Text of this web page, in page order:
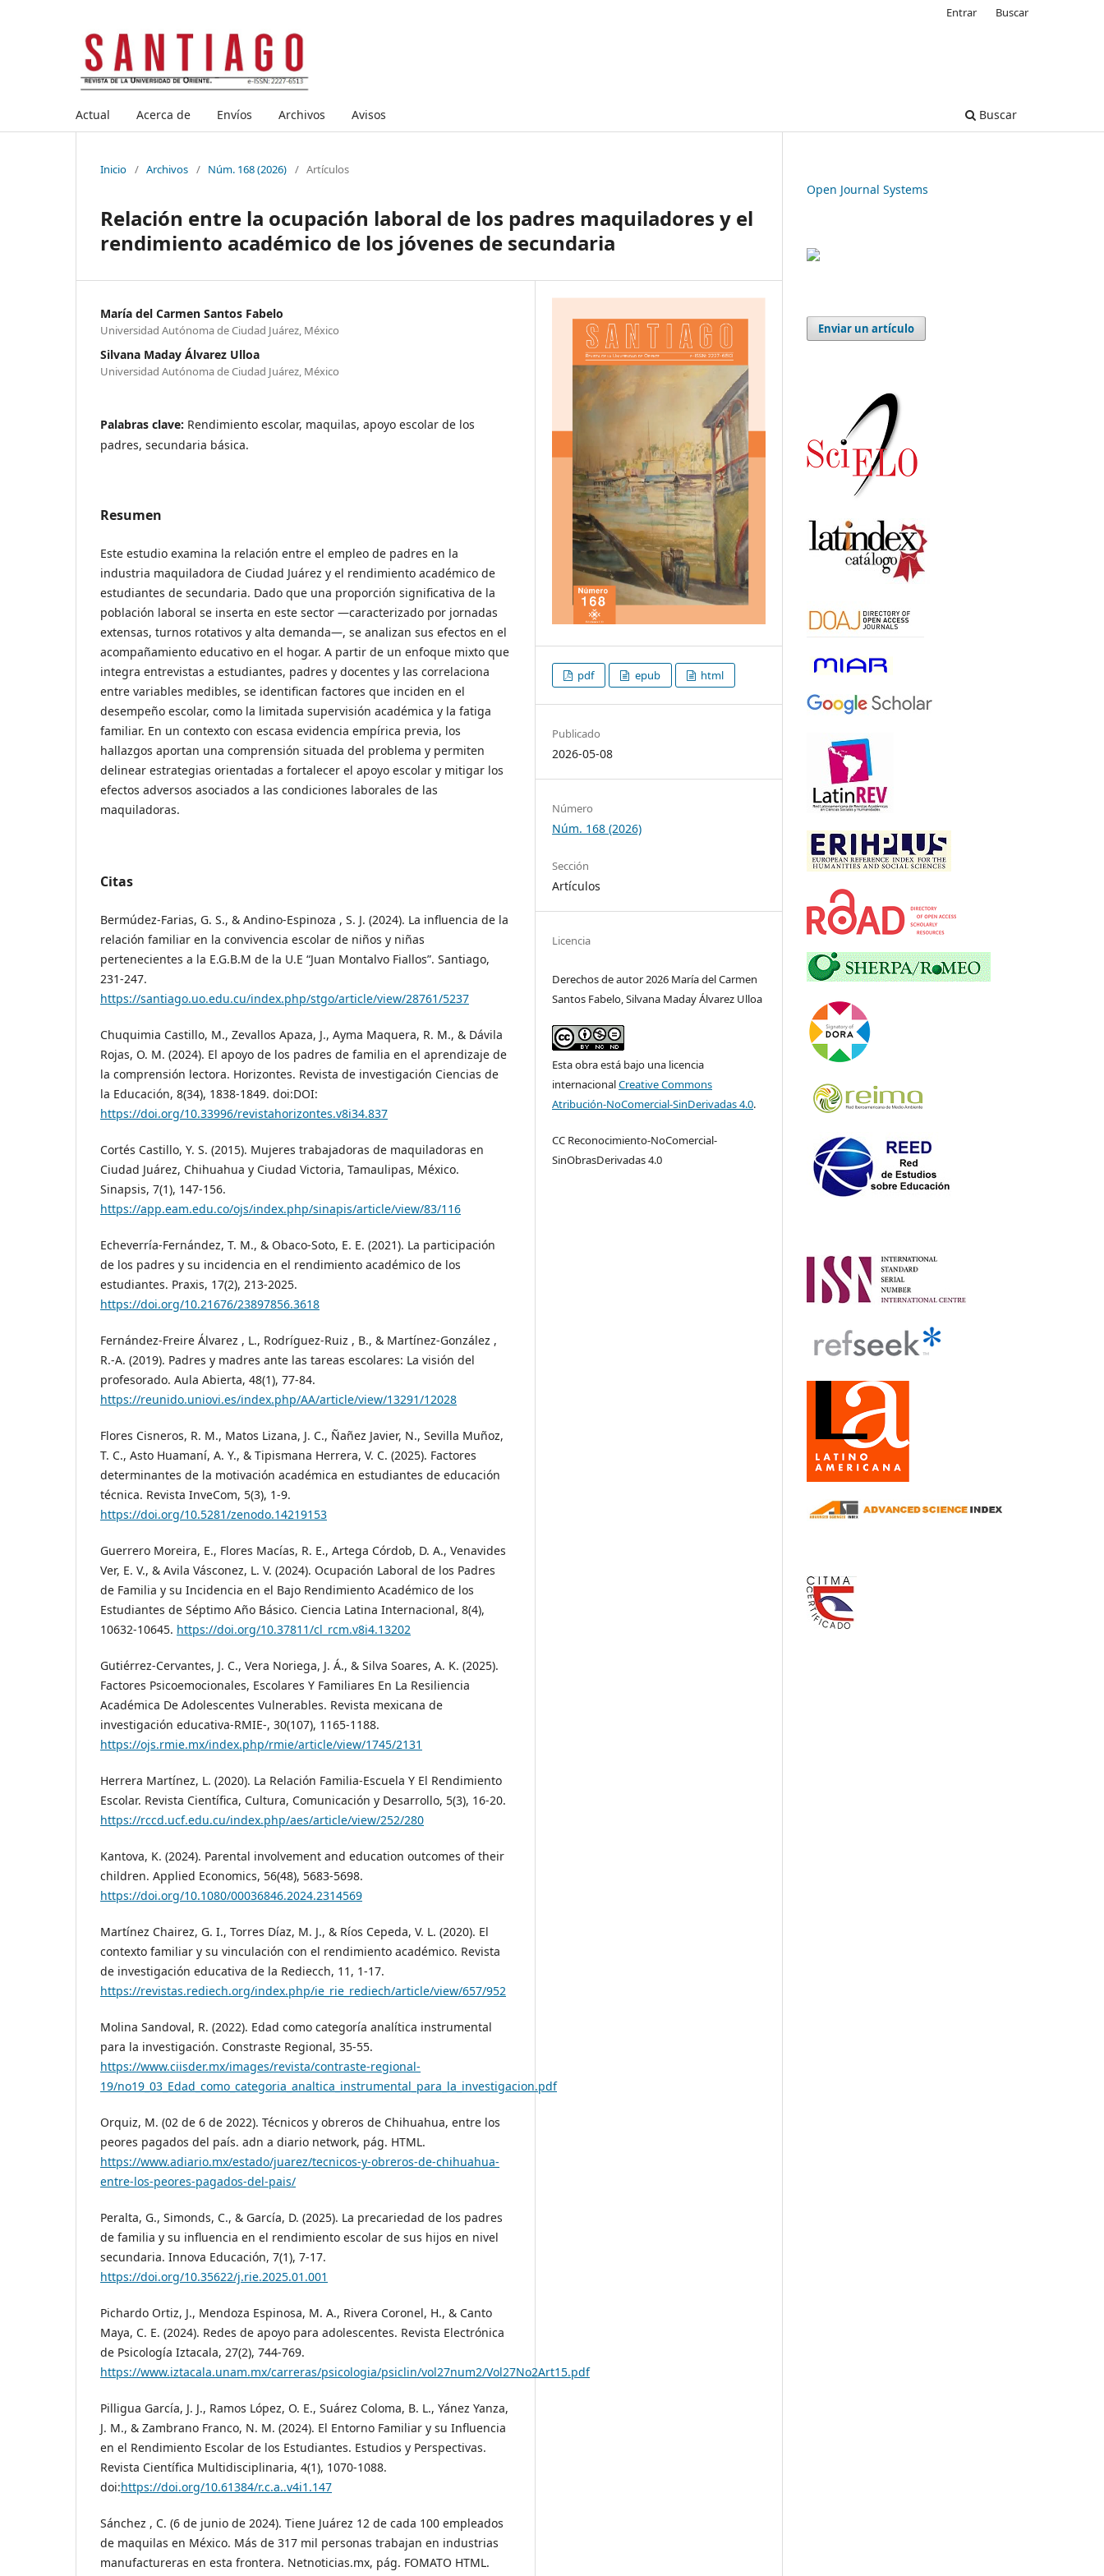
Actual Acerca de Envíos Archivos Avisos Buscar
Entrar Buscar
Inicio / Archivos / Núm. 168 (2026) / Artículos
Relación entre la ocupación laboral de los padres maquiladores y el
rendimiento académico de los jóvenes de secundaria
María del Carmen Santos Fabelo
Universidad Autónoma de Ciudad Juárez, México
Silvana Maday Álvarez Ulloa
Universidad Autónoma de Ciudad Juárez, México
Palabras clave: Rendimiento escolar, maquilas, apoyo escolar de los
padres, secundaria básica.
Resumen
Este estudio examina la relación entre el empleo de padres en la
industria maquiladora de Ciudad Juárez y el rendimiento académico de
estudiantes de secundaria. Dado que una proporción significativa de la
población laboral se inserta en este sector —caracterizado por jornadas
extensas, turnos rotativos y alta demanda—, se analizan sus efectos en el
acompañamiento educativo en el hogar. A partir de un enfoque mixto que
integra entrevistas a estudiantes, padres y docentes y las correlaciona
entre variables medibles, se identifican factores que inciden en el
desempeño escolar, como la limitada supervisión académica y la fatiga
familiar. En un contexto con escasa evidencia empírica previa, los
hallazgos aportan una comprensión situada del problema y permiten
delinear estrategias orientadas a fortalecer el apoyo escolar y mitigar los
efectos adversos asociados a las condiciones laborales de las
maquiladoras.
Citas
Bermúdez-Farias, G. S., & Andino-Espinoza , S. J. (2024). La influencia de la
relación familiar en la convivencia escolar de niños y niñas
pertenecientes a la E.G.B.M de la U.E “Juan Montalvo Fiallos”. Santiago,
231-247.
https://santiago.uo.edu.cu/index.php/stgo/article/view/28761/5237
Chuquimia Castillo, M., Zevallos Apaza, J., Ayma Maquera, R. M., & Dávila
Rojas, O. M. (2024). El apoyo de los padres de familia en el aprendizaje de
la comprensión lectora. Horizontes. Revista de investigación Ciencias de
la Educación, 8(34), 1838-1849. doi:DOI:
https://doi.org/10.33996/revistahorizontes.v8i34.837
Cortés Castillo, Y. S. (2015). Mujeres trabajadoras de maquiladoras en
Ciudad Juárez, Chihuahua y Ciudad Victoria, Tamaulipas, México.
Sinapsis, 7(1), 147-156.
https://app.eam.edu.co/ojs/index.php/sinapis/article/view/83/116
Echeverría-Fernández, T. M., & Obaco-Soto, E. E. (2021). La participación
de los padres y su incidencia en el rendimiento académico de los
estudiantes. Praxis, 17(2), 213-2025.
https://doi.org/10.21676/23897856.3618
Fernández-Freire Álvarez , L., Rodríguez-Ruiz , B., & Martínez-González ,
R.-A. (2019). Padres y madres ante las tareas escolares: La visión del
profesorado. Aula Abierta, 48(1), 77-84.
https://reunido.uniovi.es/index.php/AA/article/view/13291/12028
Flores Cisneros, R. M., Matos Lizana, J. C., Ñañez Javier, N., Sevilla Muñoz,
T. C., Asto Huamaní, A. Y., & Tipismana Herrera, V. C. (2025). Factores
determinantes de la motivación académica en estudiantes de educación
técnica. Revista InveCom, 5(3), 1-9.
https://doi.org/10.5281/zenodo.14219153
Guerrero Moreira, E., Flores Macías, R. E., Artega Córdob, D. A., Venavides
Ver, E. V., & Avila Vásconez, L. V. (2024). Ocupación Laboral de los Padres
de Familia y su Incidencia en el Bajo Rendimiento Académico de los
Estudiantes de Séptimo Año Básico. Ciencia Latina Internacional, 8(4),
10632-10645. https://doi.org/10.37811/cl_rcm.v8i4.13202
Gutiérrez-Cervantes, J. C., Vera Noriega, J. Á., & Silva Soares, A. K. (2025).
Factores Psicoemocionales, Escolares Y Familiares En La Resiliencia
Académica De Adolescentes Vulnerables. Revista mexicana de
investigación educativa-RMIE-, 30(107), 1165-1188.
https://ojs.rmie.mx/index.php/rmie/article/view/1745/2131
Herrera Martínez, L. (2020). La Relación Familia-Escuela Y El Rendimiento
Escolar. Revista Científica, Cultura, Comunicación y Desarrollo, 5(3), 16-20.
https://rccd.ucf.edu.cu/index.php/aes/article/view/252/280
Kantova, K. (2024). Parental involvement and education outcomes of their
children. Applied Economics, 56(48), 5683-5698.
https://doi.org/10.1080/00036846.2024.2314569
Martínez Chairez, G. I., Torres Díaz, M. J., & Ríos Cepeda, V. L. (2020). El
contexto familiar y su vinculación con el rendimiento académico. Revista
de investigación educativa de la Rediecch, 11, 1-17.
https://revistas.rediech.org/index.php/ie_rie_rediech/article/view/657/952
Molina Sandoval, R. (2022). Edad como categoría analítica instrumental
para la investigación. Constraste Regional, 35-55.
https://www.ciisder.mx/images/revista/contraste-regional-
19/no19_03_Edad_como_categoria_analtica_instrumental_para_la_investigacion.pdf
Orquiz, M. (02 de 6 de 2022). Técnicos y obreros de Chihuahua, entre los
peores pagados del país. adn a diario network, pág. HTML.
https://www.adiario.mx/estado/juarez/tecnicos-y-obreros-de-chihuahua-
entre-los-peores-pagados-del-pais/
Peralta, G., Simonds, C., & García, D. (2025). La precariedad de los padres
de familia y su influencia en el rendimiento escolar de sus hijos en nivel
secundaria. Innova Educación, 7(1), 7-17.
https://doi.org/10.35622/j.rie.2025.01.001
Pichardo Ortiz, J., Mendoza Espinosa, M. A., Rivera Coronel, H., & Canto
Maya, C. E. (2024). Redes de apoyo para adolescentes. Revista Electrónica
de Psicología Iztacala, 27(2), 744-769.
https://www.iztacala.unam.mx/carreras/psicologia/psiclin/vol27num2/Vol27No2Art15.pdf
Pilligua García, J. J., Ramos López, O. E., Suárez Coloma, B. L., Yánez Yanza,
J. M., & Zambrano Franco, N. M. (2024). El Entorno Familiar y su Influencia
en el Rendimiento Escolar de los Estudiantes. Estudios y Perspectivas.
Revista Científica Multidisciplinaria, 4(1), 1070-1088.
doi:https://doi.org/10.61384/r.c.a..v4i1.147
Sánchez , C. (6 de junio de 2024). Tiene Juárez 12 de cada 100 empleados
de maquilas en México. Más de 317 mil personas trabajan en industrias
manufactureras en esta frontera. Netnoticias.mx, pág. FOMATO HTML.
pdf epub html
Publicado
2026-05-08
Número
Núm. 168 (2026)
Sección
Artículos
Licencia
Derechos de autor 2026 María del Carmen
Santos Fabelo, Silvana Maday Álvarez Ulloa
Esta obra está bajo una licencia
internacionalCreative Commons
Atribución-NoComercial-SinDerivadas 4.0.
CC Reconocimiento-NoComercial-
SinObrasDerivadas 4.0
Open Journal Systems
Enviar un artículo